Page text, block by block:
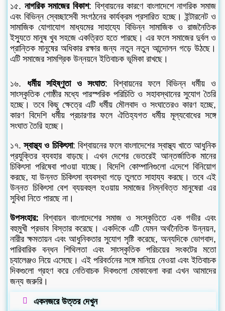
১৫. নাগরিক সমাজের বিকাশ: বিশ্বায়নের কারণে বাংলাদেশে নাগরিক সমাজ
এবং বিভিন্ন স্বেচ্ছাসেবী সংগঠনের কার্যক্রম প্রসারিত হচ্ছে। ইন্টারনেট ও
সামাজিক যোগাযোগ মাধ্যমের সাহায্যে বিভিন্ন সামাজিক ও রাজনৈতিক
ইস্যুতে মানুষ খুব সহজে একত্রিত হতে পারছে। এর ফলে সমাজের দুর্বল ও
প্রান্তিক মানুষের অধিকার রক্ষার জন্য নতুন নতুন আন্দোলন গড়ে উঠছে।
এটি সমাজের সামগ্রিক উন্নয়নে ইতিবাচক ভূমিকা রাখছে।
১৬. ধর্মীয় সহিষ্ণুতা ও সংঘাত: বিশ্বায়নের ফলে বিভিন্ন ধর্মীয় ও
সাংস্কৃতিক গোষ্ঠীর মধ্যে পারস্পরিক পরিচিতি ও সহাবস্থানের সুযোগ তৈরি
হচ্ছে। তবে কিছু ক্ষেত্রে এটি ধর্মীয় মৌলবাদ ও সংঘাতেরও কারণ হচ্ছে,
কারণ বিদেশি ধর্মীয় প্রচারণার ফলে ঐতিহ্যগত ধর্মীয় মূল্যবোধের সঙ্গে
সংঘাত তৈরি হচ্ছে।
১৭.স্বাস্থ্য ও চিকিৎসা: বিশ্বায়নের ফলে বাংলাদেশের স্বাস্থ্য খাতে আধুনিক
প্রযুক্তির ব্যবহার বাড়ছে। এখন দেশের ভেতরেই আন্তর্জাতিক মানের
চিকিৎসা পরিষেবা পাওয়া যাচ্ছে। বিদেশি কোম্পানিগুলো এদেশে বিনিয়োগ
করছে, যা উন্নত চিকিৎসা ব্যবস্থা গড়ে তুলতে সাহায্য করছে। তবে এই
উন্নত চিকিৎসা বেশ ব্যয়বহুল হওয়ায় সমাজের নিম্নবিত্ত মানুষেরা এর
সুবিধা নিতে পারছে না।
উপসংহার:বিশ্বায়ন বাংলাদেশের সমাজ ও সংস্কৃতিতে এক গভীর এবং
বহুমুখী প্রভাব বিস্তার করেছে। একদিকে এটি যেমন অর্থনৈতিক উন্নয়ন,
নারীর ক্ষমতায়ন এবং আধুনিকতার সুযোগ সৃষ্টি করেছে, অন্যদিকে ভোগবাদ,
পারিবারিক বন্ধন শিথিলতা এবং সাংস্কৃতিক পরিচয়ের সংকটের মতো
চ্যালেঞ্জও নিয়ে এসেছে। এই পরিবর্তনের সঙ্গে মানিয়ে নেওয়া এবং ইতিবাচক
দিকগুলো গ্রহণ করে নেতিবাচক দিকগুলো মোকাবেলা করা এখন আমাদের
জন্য জরুরি।
একনজরে উত্তর দেখুন